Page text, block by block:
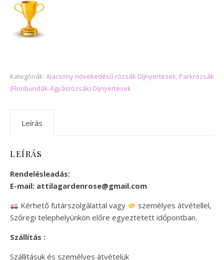
Kategóriák: Alacsony növekedésű rózsák Díjnyertesek, Parkrózsák
(Floribundák-Ágyásrózsák) Díjnyertesek
Leírás
LEÍRÁS
Rendelésleadás:
E-mail: attilagardenrose@gmail.com
Kérhető futárszolgálattal vagy
személyes átvétellel,
Szőregi telephelyünkön előre egyeztetett időpontban.
Szállítás :
Szállításuk és személyes átvételük